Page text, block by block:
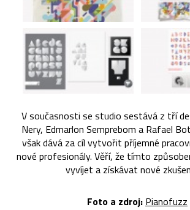
V současnosti se studio sestává z tří
Nery, Edmarlon Semprebom a Rafael
však dává za cíl vytvořit příjemné
nové profesionály. Věří, že tímto
vyvíjet a získávat nové
Foto a zdroj: Pianofuzz